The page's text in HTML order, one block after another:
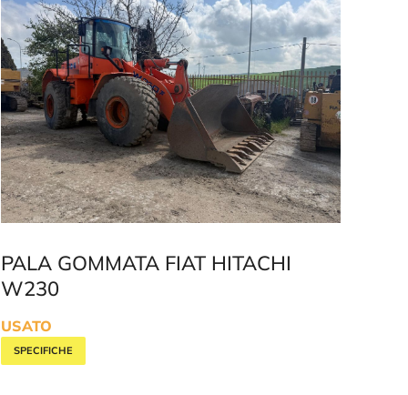
PALA GOMMATA FIAT HITACHI
W230
USATO
SPECIFICHE